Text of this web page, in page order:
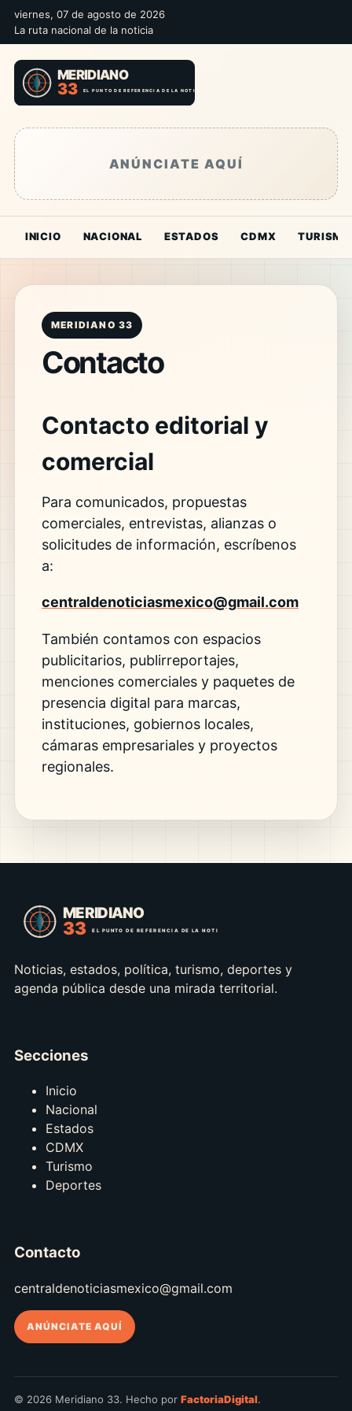
viernes, 07 de agosto de 2026
La ruta nacional de la noticia
ANÚNCIATE AQUÍ
INICIO NACIONAL ESTADOS CDMX TURISMO
MERIDIANO 33
Contacto
Contacto editorial y
comercial
Para comunicados, propuestas
comerciales, entrevistas, alianzas o
solicitudes de información, escríbenos
a:
centraldenoticiasmexico@gmail.com
También contamos con espacios
publicitarios, publirreportajes,
menciones comerciales y paquetes de
presencia digital para marcas,
instituciones, gobiernos locales,
cámaras empresariales y proyectos
regionales.
Noticias, estados, política, turismo, deportes y
agenda pública desde una mirada territorial.
Secciones
Inicio
Nacional
Estados
CDMX
Turismo
Deportes
Contacto
centraldenoticiasmexico@gmail.com
ANÚNCIATE AQUÍ
© 2026 Meridiano 33. Hecho por FactoriaDigital.